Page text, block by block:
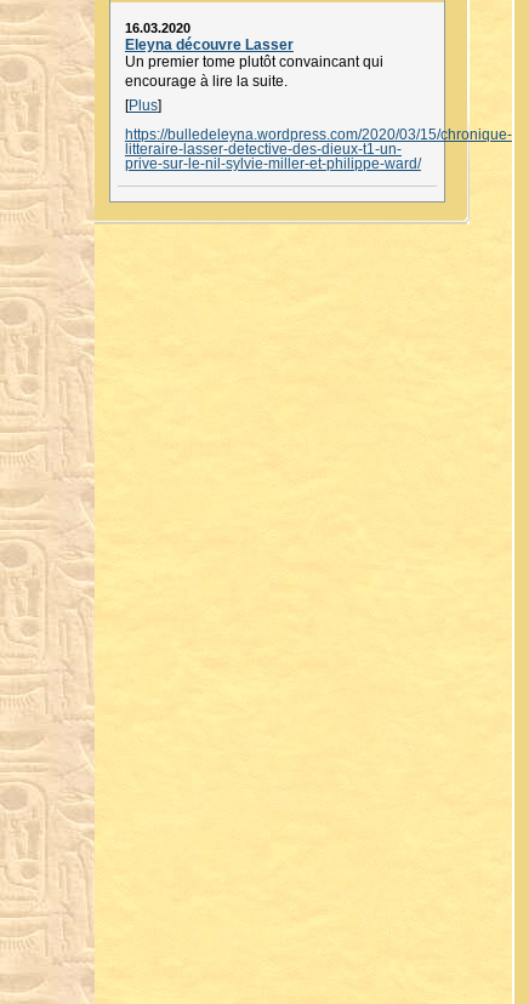
16.03.2020
Eleyna découvre Lasser
Un premier tome plutôt convaincant qui
encourage à lire la suite.
[Plus]
https://bulledeleyna.wordpress.com/2020/03/15/chronique-
litteraire-lasser-detective-des-dieux-t1-un-
prive-sur-le-nil-sylvie-miller-et-philippe-ward/